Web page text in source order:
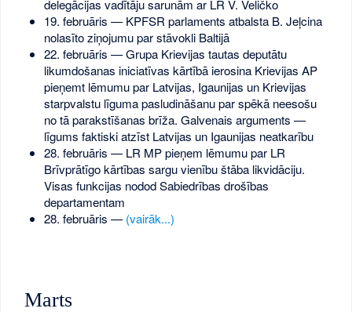
delegācijas vadītāju sarunām ar LR V. Veličko
19. februāris — KPFSR parlaments atbalsta B. Jeļcina
nolasīto ziņojumu par stāvokli Baltijā
22. februāris — Grupa Krievijas tautas deputātu
likumdošanas iniciatīvas kārtībā ierosina Krievijas AP
pieņemt lēmumu par Latvijas, Igaunijas un Krievijas
starpvalstu līguma pasludināšanu par spēkā neesošu
no tā parakstīšanas brīža. Galvenais arguments —
līgums faktiski atzīst Latvijas un Igaunijas neatkarību
28. februāris — LR MP pieņem lēmumu par LR
Brīvprātīgo kārtības sargu vienību štāba likvidāciju.
Visas funkcijas nodod Sabiedrības drošības
departamentam
28. februāris —(vairāk...)
Marts